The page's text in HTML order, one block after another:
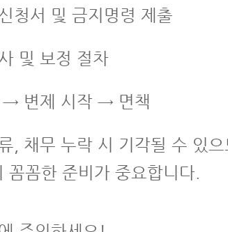
청서 및 금지명령 제출
및 보정 절차
→ 변제 시작 → 면책
, 채무 누락 시 기각될 수 있으
꼼꼼한 준비가 중요합니다.